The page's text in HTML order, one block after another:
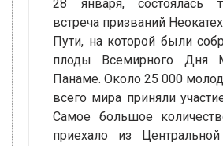
28 января, состоялась
встреча призваний
Пути, на которой были
плоды Всемирного Дня
Панаме. Около 25 000
всего мира приняли
Самое большое
приехало из